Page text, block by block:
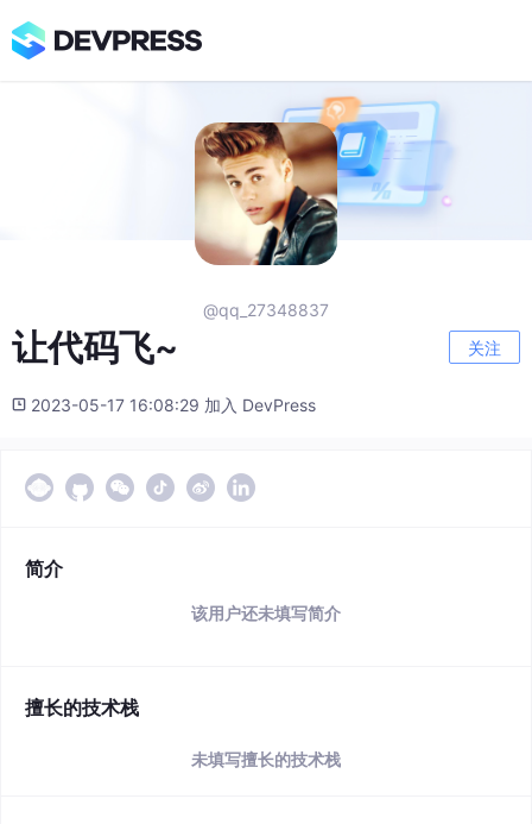
@qq_27348837
让代码飞~ 关注
2023-05-17 16:08:29 加入 DevPress
简介
该用户还未填写简介
擅长的技术栈
未填写擅长的技术栈